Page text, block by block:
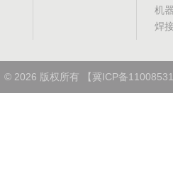
机
焊
© 2026 版权所有 【冀ICP备